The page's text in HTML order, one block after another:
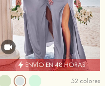
ENVÍO EN 48 HORAS
52 colores